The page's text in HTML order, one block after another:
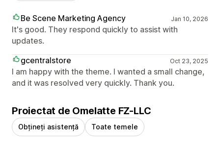
Be Scene Marketing Agency Jan 10, 2026
It's good. They respond quickly to assist with
updates.
gcentralstore
Oct 23, 2025
I am happy with the theme. I wanted a small change,
and it was resolved very quickly. Thank you.
Proiectat de Omelatte FZ-LLC
Obțineți asistență Toate temele